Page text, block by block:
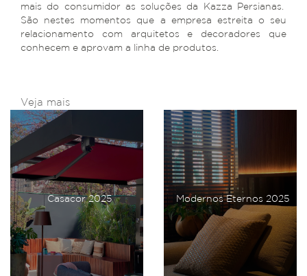
mais do consumidor as soluções da Kazza Persianas.
São nestes momentos que a empresa estreita o seu
relacionamento com arquitetos e decoradores que
conhecem e aprovam a linha de produtos.
Veja mais
Casacor 2025 Modernos Eternos 2025